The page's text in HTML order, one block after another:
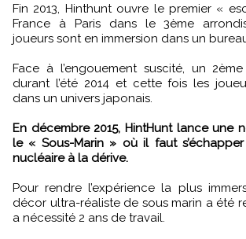
Fin 2013, Hinthunt ouvre le premier « escape game » de
France à Paris dans le 3ème
joueurs sont en immersion dans un
Face à l’engouement suscité, un
durant l’été 2014 et cette fois les
dans un univers japonais.
En décembre 2015, HintHunt lance une
le « Sous-Marin » où il faut s’échapper
nucléaire à la dérive.
Pour rendre l’expérience la plus
décor ultra-réaliste de sous marin a été
a nécessité 2 ans de travail.